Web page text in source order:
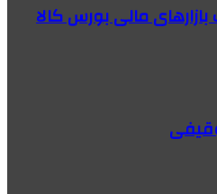
مالی بورس کالا